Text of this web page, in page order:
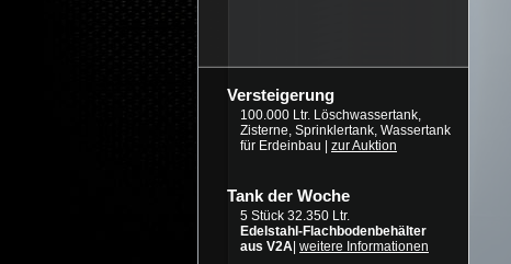
Versteigerung
100.000 Ltr. Löschwassertank,
Zisterne, Sprinklertank, Wassertank
für Erdeinbau | zur Auktion
Tank der Woche
5 Stück 32.350 Ltr.
Edelstahl-Flachbodenbehälter
aus V2A weitere Informationen